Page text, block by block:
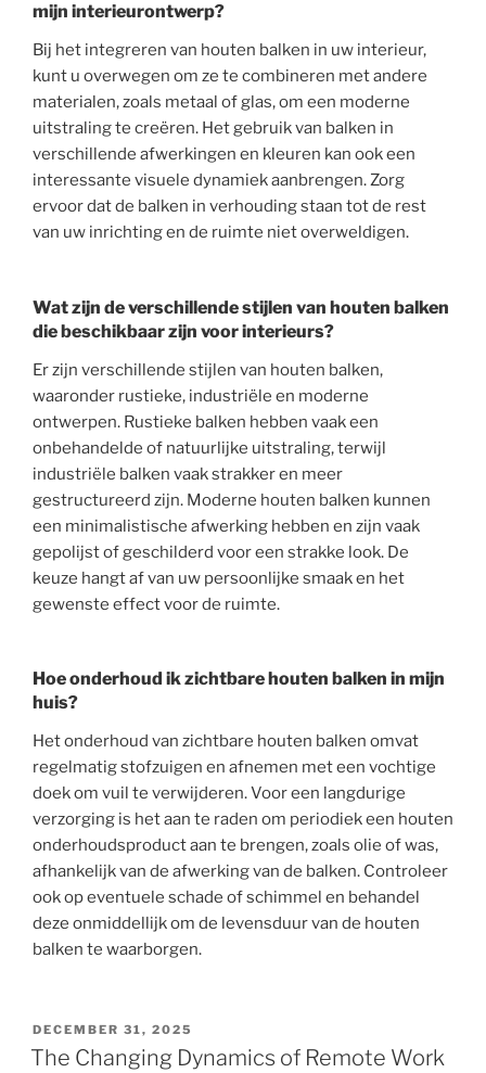
mijn interieurontwerp?
Bij het integreren van houten balken in uw interieur,
kunt u overwegen om ze te combineren met andere
materialen, zoals metaal of glas, om een moderne
uitstraling te creëren. Het gebruik van balken in
verschillende afwerkingen en kleuren kan ook een
interessante visuele dynamiek aanbrengen. Zorg
ervoor dat de balken in verhouding staan tot de rest
van uw inrichting en de ruimte niet overweldigen.
Wat zijn de verschillende stijlen van houten balken
die beschikbaar zijn voor interieurs?
Er zijn verschillende stijlen van houten balken,
waaronder rustieke, industriële en moderne
ontwerpen. Rustieke balken hebben vaak een
onbehandelde of natuurlijke uitstraling, terwijl
industriële balken vaak strakker en meer
gestructureerd zijn. Moderne houten balken kunnen
een minimalistische afwerking hebben en zijn vaak
gepolijst of geschilderd voor een strakke look. De
keuze hangt af van uw persoonlijke smaak en het
gewenste effect voor de ruimte.
Hoe onderhoud ik zichtbare houten balken in mijn
huis?
Het onderhoud van zichtbare houten balken omvat
regelmatig stofzuigen en afnemen met een vochtige
doek om vuil te verwijderen. Voor een langdurige
verzorging is het aan te raden om periodiek een houten
onderhoudsproduct aan te brengen, zoals olie of was,
afhankelijk van de afwerking van de balken. Controleer
ook op eventuele schade of schimmel en behandel
deze onmiddellijk om de levensduur van de houten
balken te waarborgen.
POSTED
ON
DECEMBER 31, 2025
The Changing Dynamics of Remote Work